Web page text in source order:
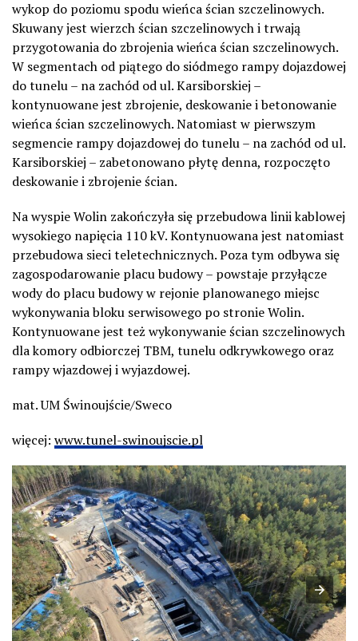
wykop do poziomu spodu wieńca ścian szczelinowych.
Skuwany jest wierzch ścian szczelinowych i trwają
przygotowania do zbrojenia wieńca ścian szczelinowych.
W segmentach od piątego do siódmego rampy dojazdowej
do tunelu – na zachód od ul. Karsiborskiej –
kontynuowane jest zbrojenie, deskowanie i betonowanie
wieńca ścian szczelinowych. Natomiast w pierwszym
segmencie rampy dojazdowej do tunelu – na zachód od ul.
Karsiborskiej – zabetonowano płytę denna, rozpoczęto
deskowanie i zbrojenie ścian.
Na wyspie Wolin zakończyła się przebudowa linii kablowej
wysokiego napięcia 110 kV. Kontynuowana jest natomiast
przebudowa sieci teletechnicznych. Poza tym odbywa się
zagospodarowanie placu budowy – powstaje przyłącze
wody do placu budowy w rejonie planowanego miejsc
wykonywania bloku serwisowego po stronie Wolin.
Kontynuowane jest też wykonywanie ścian szczelinowych
dla komory odbiorczej TBM, tunelu odkrywkowego oraz
rampy wjazdowej i wyjazdowej.
mat. UM Świnoujście/Sweco
więcej: www.tunel-swinoujscie.pl